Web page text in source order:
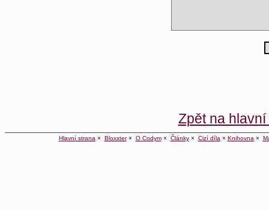
Zpět na
Hlavní strana × Bloxxter× O Codym× Články× Cizí díla × Knihovna ×